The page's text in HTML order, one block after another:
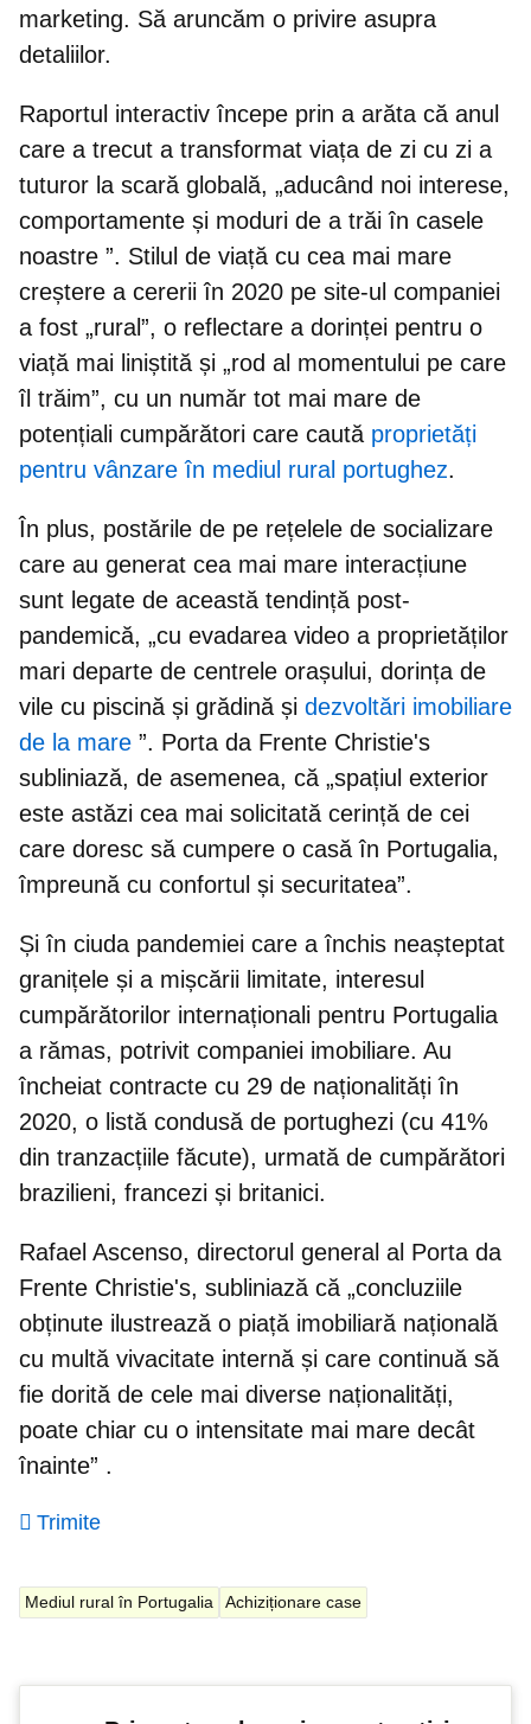
marketing. Să aruncăm o privire asupra
detaliilor.
Raportul interactiv începe prin a arăta că anul
care a trecut a transformat viața de zi cu zi a
tuturor la scară globală, „aducând noi interese,
comportamente și moduri de a trăi în casele
noastre ”. Stilul de viață cu cea mai mare
creștere a cererii în 2020 pe site-ul companiei
a fost „rural”, o reflectare a dorinței pentru o
viață mai liniștită și „rod al momentului pe care
îl trăim”, cu un număr tot mai mare de
potențiali cumpărători care caută proprietăți
pentru vânzare în mediul rural portughez.
În plus, postările de pe rețelele de socializare
care au generat cea mai mare interacțiune
sunt legate de această tendință post-
pandemică, „cu evadarea video a proprietăților
mari departe de centrele orașului, dorința de
vile cu piscină și grădină și dezvoltări imobiliare
de la mare ”. Porta da Frente Christie's
subliniază, de asemenea, că „spațiul exterior
este astăzi cea mai solicitată cerință de cei
care doresc să cumpere o casă în Portugalia,
împreună cu confortul și securitatea”.
Și în ciuda pandemiei care a închis neașteptat
granițele și a mișcării limitate, interesul
cumpărătorilor internaționali pentru Portugalia
a rămas, potrivit companiei imobiliare. Au
încheiat contracte cu 29 de naționalități în
2020, o listă condusă de portughezi (cu 41%
din tranzacțiile făcute), urmată de cumpărători
brazilieni, francezi și britanici.
Rafael Ascenso, directorul general al Porta da
Frente Christie's, subliniază că „concluziile
obținute ilustrează o piață imobiliară națională
cu multă vivacitate internă și care continuă să
fie dorită de cele mai diverse naționalități,
poate chiar cu o intensitate mai mare decât
înainte” .
Trimite
Mediul rural în Portugalia Achiziționare case